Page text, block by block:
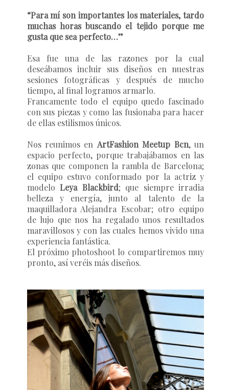
“Para mí son importantes los materiales, tardo
muchas horas buscando el tejido porque me
gusta que sea perfecto…”
Esa fue una de las razones por la cual
deseábamos incluir sus diseños en nuestras
sesiones fotográficas y después de mucho
tiempo, al final logramos armarlo.
Francamente todo el equipo quedo fascinado
con sus piezas y como las fusionaba para hacer
de ellas estilismos únicos.
Nos reunimos en ArtFashion Meetup Bcn, un
espacio perfecto, porque trabajábamos en las
zonas que componen la rambla de Barcelona;
el equipo estuvo conformado por la actriz y
modelo Leya Blackbird; que siempre irradia
belleza y energía, junto al talento de la
maquilladoraAlejandra Escobar; otro equipo
de lujo que nos ha regalado unos resultados
maravillosos y con las cuales hemos vivido una
experiencia fantástica.
El próximo photoshoot lo compartiremos muy
pronto, así veréis más diseños.